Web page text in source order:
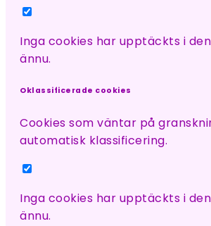
Inga cookies har upptäckts i
ännu.
Oklassificerade cookies
Cookies som väntar på
automatisk klassificering.
Inga cookies har upptäckts i
ännu.